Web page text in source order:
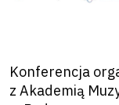
Konferencja
z Akademią